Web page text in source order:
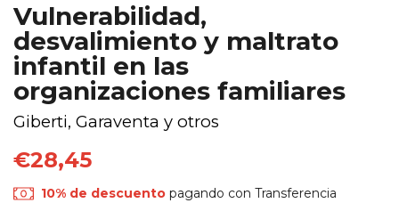
Vulnerabilidad,
desvalimiento y maltrato
infantil en las
organizaciones familiares
Giberti, Garaventa y otros
€28,45
10% de descuento pagando con Transferencia